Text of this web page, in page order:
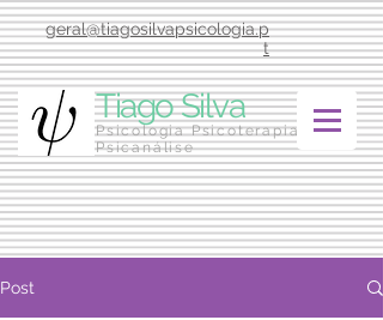
geral@tiagosilvapsicologia.p
t
Tiago Silva
Psicologia Psicoterapia
Psicanálise
Post